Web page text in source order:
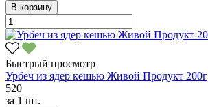
В корзину
Быстрый просмотр
Урбеч из ядер кешью Живой Продукт 200г
520
за 1 шт.